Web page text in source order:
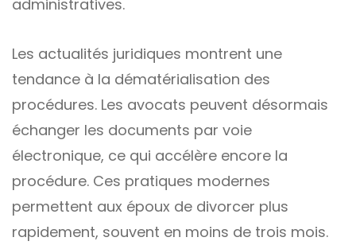
administratives.
Les actualités juridiques montrent une
tendance à la dématérialisation des
procédures. Les avocats peuvent désormais
échanger les documents par voie
électronique, ce qui accélère encore la
procédure. Ces pratiques modernes
permettent aux époux de divorcer plus
rapidement, souvent en moins de trois mois.